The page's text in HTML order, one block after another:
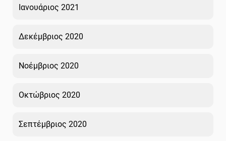
Ιανουάριος 2021
Δεκέμβριος 2020
Νοέμβριος 2020
Οκτώβριος 2020
Σεπτέμβριος 2020